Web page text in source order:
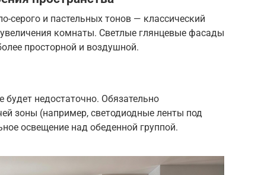
серого и пастельных тонов — классический
комнаты. Светлые глянцевые фасады
просторной и воздушной.
недостаточно. Обязательно
зоны (например, светодиодные ленты под
освещение над обеденной группой.